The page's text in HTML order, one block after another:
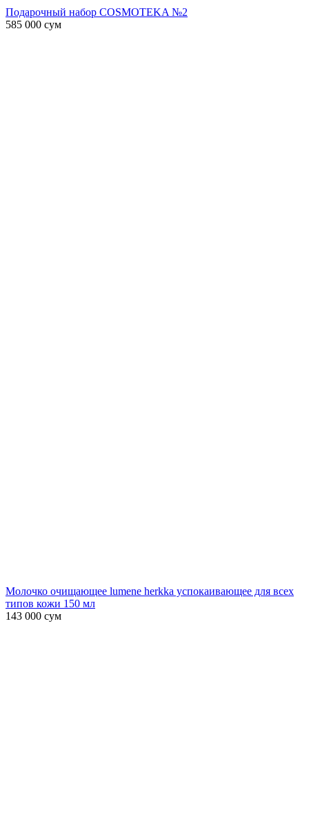
Подарочный набор COSMOTEKA №2
585 000 сум
Молочко очищающее lumene herkka успокаивающее для всех
типов кожи 150 мл
143 000 сум